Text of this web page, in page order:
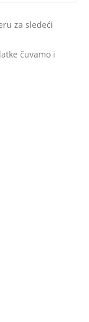
za sledeći
čuvamo i